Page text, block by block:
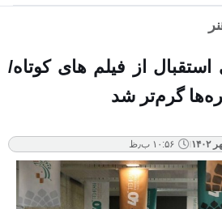
از فیلم‌ های کوتاه/
گرم‌تر شد
۱۰:۵۶ ب٫ظ